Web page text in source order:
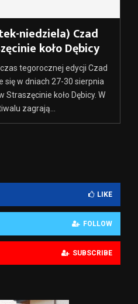
niedziela) Czad
koło Dębicy
tegorocznej edycji Czad
się w dniach 27-30 sierpnia
koło Dębicy. W
zagrają...
LIKE
FOLLOW
SUBSCRIBE